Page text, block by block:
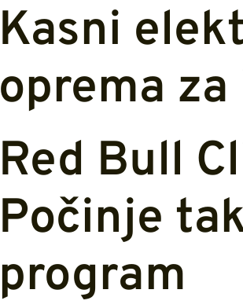
Kasni
oprema
Red Bull
Počinje
program